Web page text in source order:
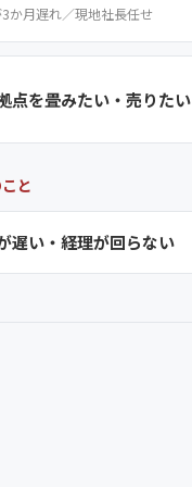
か月遅れ／現地社長任せ
点を畳みたい・売りたい
と
遅い・経理が回らない